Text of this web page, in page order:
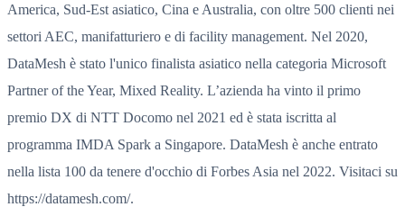
America, Sud-Est asiatico, Cina e Australia, con oltre 500 clienti nei
settori AEC, manifatturiero e di facility management. Nel 2020,
DataMesh è stato l'unico finalista asiatico nella categoria Microsoft
Partner of the Year, Mixed Reality. L’azienda ha vinto il primo
premio DX di NTT Docomo nel 2021 ed è stata iscritta al
programma IMDA Spark a Singapore. DataMesh è anche entrato
nella lista 100 da tenere d'occhio di Forbes Asia nel 2022. Visitaci su
https://datamesh.com/.